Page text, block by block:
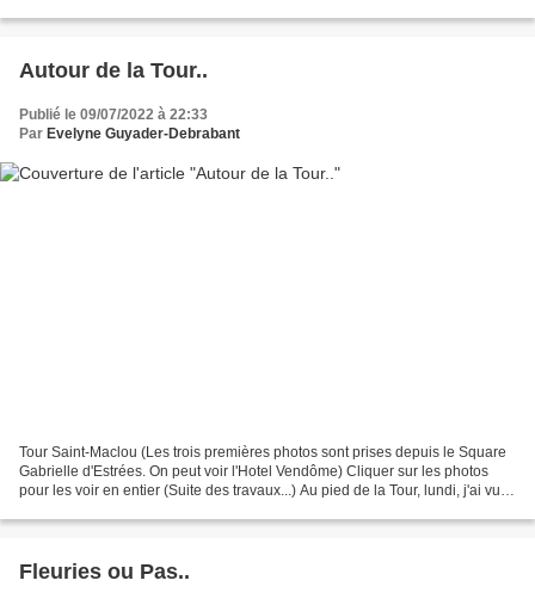
Autour de la Tour..
Publié le 09/07/2022 à 22:33
Par Evelyne Guyader-Debrabant
Tour Saint-Maclou (Les trois premières photos sont prises depuis le Square
Gabrielle d'Estrées. On peut voir l'Hotel Vendôme) Cliquer sur les photos
pour les voir en entier (Suite des travaux...) Au pied de la Tour, lundi, j'ai vu
Fleuries ou Pas..